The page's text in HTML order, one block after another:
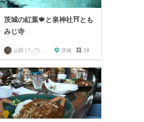
茨城の紅葉🍁と泉神社⛩とも
みじ寺
山田 ( ꒪⌓꒪) ストレンジ 茨城 28